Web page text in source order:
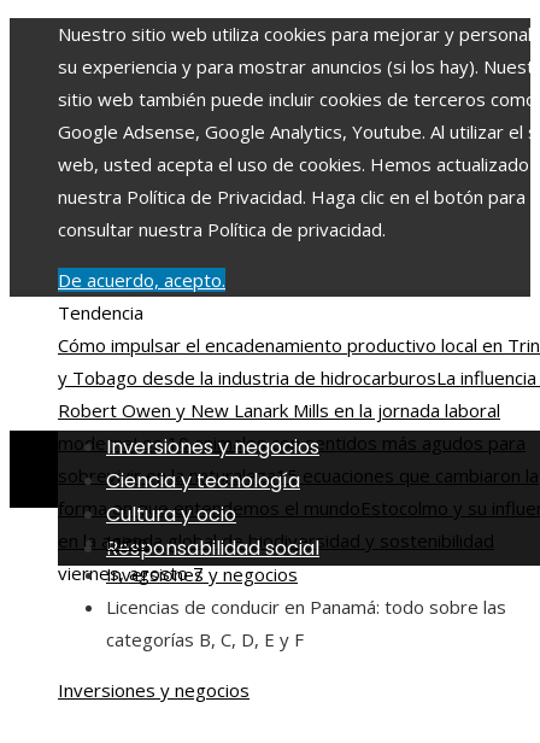
Nuestro sitio web utiliza cookies para mejorar y
su experiencia y para mostrar anuncios (si los hay).
sitio web también puede incluir cookies de terceros como
Google Adsense, Google Analytics, Youtube. Al utilizar el
web, usted acepta el uso de cookies. Hemos actualizado
nuestra Política de Privacidad. Haga clic en el botón para
consultar nuestra Política de privacidad.
De acuerdo, acepto.
Tendencia
Cómo impulsar el encadenamiento productivo local en
y Tobago desde la industria de hidrocarburosLa
Robert Owen y New Lanark Mills en la jornada laboral
modernaLos 10 animales con sentidos más agudos para
sobrevivir en la naturaleza15 ecuaciones que cambiaron la
forma en que entendemos el mundoEstocolmo y su
en la agenda global de biodiversidad y sostenibilidad
viernes, agosto 7
Inversiones y negocios
Ciencia y tecnología
Cultura y ocio
Responsabilidad social
Inicio
Inversiones y negocios
Licencias de conducir en Panamá: todo sobre las
categorías B, C, D, E y F
Inversiones y negocios